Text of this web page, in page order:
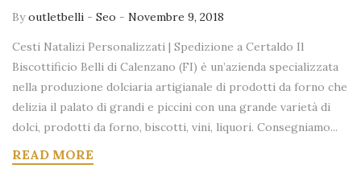
Byoutletbelli - Seo - Novembre 9, 2018
Cesti Natalizi Personalizzati | Spedizione a Certaldo Il
Biscottificio Belli di Calenzano (FI) è un’azienda specializzata
nella produzione dolciaria artigianale di prodotti da forno che
delizia il palato di grandi e piccini con una grande varietà di
dolci, prodotti da forno, biscotti, vini, liquori. Consegniamo...
READ MORE